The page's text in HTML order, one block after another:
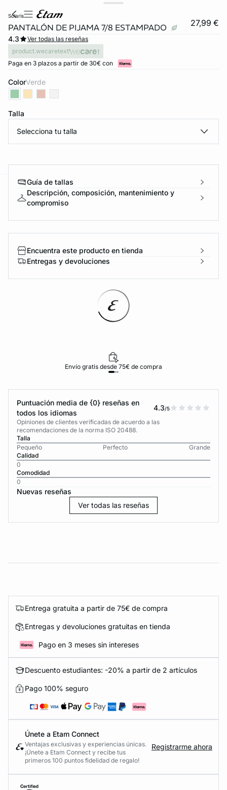
INVISIBLE
solaris
PANTALÓN DE PIJAMA 7/8 ESTAMPADO 27,99 €
4.3
Ver todas las reseñas
product.wecaretext
Paga en 3 plazos a partir de 30€ con
Color verde
Talla
Selecciona tu talla
Guía de tallas
Descripción, composición, mantenimiento y
compromiso
Encuentra este producto en tienda
Entregas y devoluciones
Envío gratis desde 75€ de compra
Puntuación media de {0} reseñas en
todos los idiomas
4.3/5
Opiniones de clientes verificadas de acuerdo a las
recomendaciones de la norma ISO 20488.
Talla
Pequeño
Perfecto
Grande
Calidad
0
Comodidad
0
Nuevas reseñas
Ver todas las reseñas
Entrega gratuita a partir de 75€ de compra
Entregas y devoluciones gratuitas en tienda
Pago en 3 meses sin intereses
Descuento estudiantes: -20% a partir de 2 artículos
Pago 100% seguro
Únete a Etam Connect
Ventajas exclusivas y experiencias únicas.
¡Únete a Etam Connect y recibe tus
primeros 100 puntos fidelidad de regalo!
Registrarme ahora